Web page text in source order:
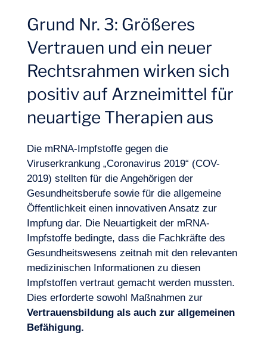
Grund Nr. 3: Größeres
Vertrauen und ein neuer
Rechtsrahmen wirken sich
positiv auf Arzneimittel für
neuartige Therapien aus
Die mRNA-Impfstoffe gegen die
Viruserkrankung „Coronavirus 2019“ (COV-
2019) stellten für die Angehörigen der
Gesundheitsberufe sowie für die allgemeine
Öffentlichkeit einen innovativen Ansatz zur
Impfung dar. Die Neuartigkeit der mRNA-
Impfstoffe bedingte, dass die Fachkräfte des
Gesundheitswesens zeitnah mit den relevanten
medizinischen Informationen zu diesen
Impfstoffen vertraut gemacht werden mussten.
Dies erforderte sowohl Maßnahmen zur
Vertrauensbildung als auch zur allgemeinen
Befähigung.